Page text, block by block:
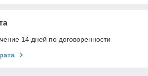
14 дней по договоренности